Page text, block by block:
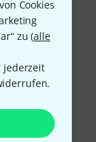
Cookies
zu (alle
jederzeit